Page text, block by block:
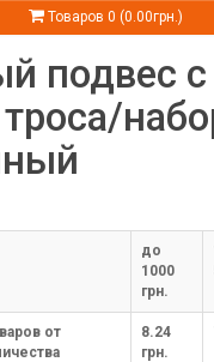
Товаров 0 (0.00грн.)
подвес с
до
1000
грн.
от
8.24
грн.